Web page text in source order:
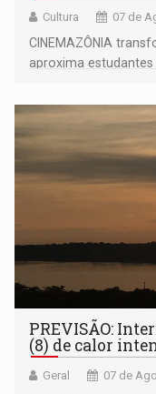
Cultura 07 de
CINEMAZÔNIA
aproxima
PREVISÃO:
(8) de calor
Geral 07 de